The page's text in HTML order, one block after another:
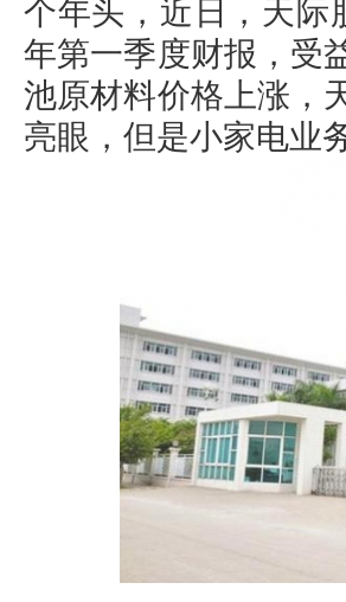
个年头，近日，天
年第一季度财报，受
池原材料价格上涨，
亮眼，但是小家电业